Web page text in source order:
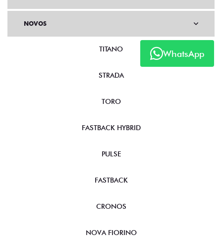
WhatsApp
NOVOS
TITANO
STRADA
TORO
FASTBACK HYBRID
PULSE
FASTBACK
CRONOS
NOVA FIORINO